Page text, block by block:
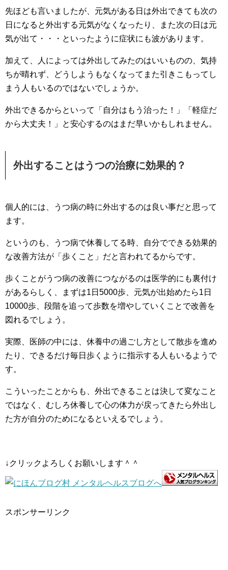
先ほども言いましたが、元気がある日は外出できても次の
日になると外出する元気がなくなったり、また次の日は元
気が出て・・・といったように症状にも波があります。
加えて、人によっては外出してみたのはいいものの、気持
ちが晴れず、どうしようもなくなってまた引きこもってし
まう人もいるのではないでしょうか。
外出できるからといって「自分はもう治った！」「軽症だ
から大丈夫！」と安心するのはまだ早いかもしれません。
外出することはうつの治療に効果的？
個人的には、うつ病の時に外出するのは良い事だと思って
ます。
というのも、うつ病で休養してる時、自分でできる効果的
な改善方法が「歩くこと」だと言われてるからです。
歩くことがうつ病の改善につながるのは医学的にも裏付け
があるらしく、まずは1日5000歩、元気が出始めたら1日
10000歩、段階を追って歩数を増やしていくことで改善を
図れるでしょう。
実際、医師の中には、休養中の過ごし方として散歩を進め
たり、できるだけ毎日歩くように指示する人もいるようで
す。
こういったことからも、外出できることは決して変なこと
ではなく、むしろ休養して心の体力が戻ってきたら外出し
た方が自分のためになるといえるでしょう。
↓クリックよろしくお願いします＾＾
スポンサーリンク